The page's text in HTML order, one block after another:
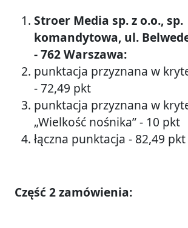
Stroer Media sp. z o.o., sp.
komandytowa, ul.
- 762 Warszawa:
punktacja przyznana w
- 72,49 pkt
punktacja przyznana w
„Wielkość nośnika” - 10 pkt
łączna punktacja - 82,49 pkt
Część 2 zamówienia: